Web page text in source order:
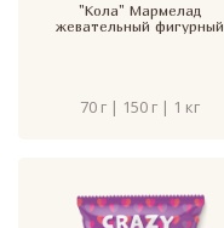
"Кола" Мармелад
жевательный фигурный
70 г | 150 г | 1 кг